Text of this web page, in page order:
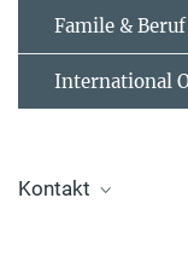
Famile & Beruf
International
Kontakt